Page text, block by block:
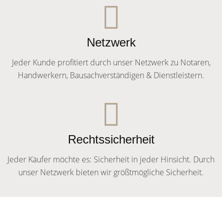
Netzwerk
Jeder Kunde profitiert durch unser Netzwerk zu Notaren,
Handwerkern, Bausachverständigen & Dienstleistern.
Rechtssicherheit
Jeder Käufer möchte es: Sicherheit in jeder Hinsicht. Durch
unser Netzwerk bieten wir größtmögliche Sicherheit.